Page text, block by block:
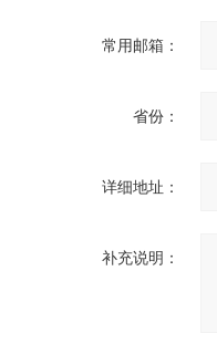
常用邮箱：
省份：
详细地址：
补充说明：